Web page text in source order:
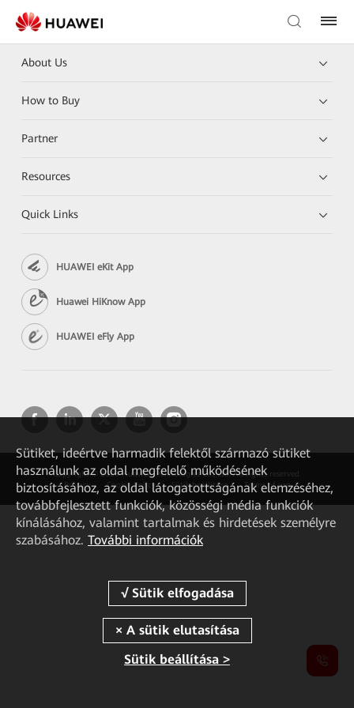
About Us
How to Buy
Partner
Resources
Quick Links
HUAWEI eKit App
Huawei HiKnow App
HUAWEI eFly App
Copyright © 2026 Huawei Technologies Co., Ltd. All rights reserved.
Privacy
Cookie Policy Sütik beállítása Terms of use
Sütiket, ideértve harmadik felektől származó sütiket
használunk az oldal megfelelő működésének
biztosításához, az oldal látogatottságának elemzéséhez,
továbbfejlesztett funkciók, közösségi média funkciók
kínálásához, valamint tartalmak és hirdetések személyre
szabásához. További információk
Sütik beállítása >